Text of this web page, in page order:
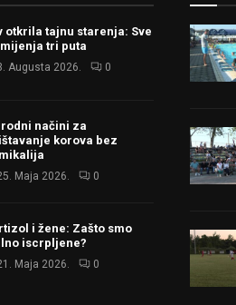
otkrila tajnu starenja: Sve
tri puta
Augusta 2026. 0
načini za
korova bez
Maja 2026. 0
i žene: Zašto smo
iscrpljene?
Maja 2026. 0